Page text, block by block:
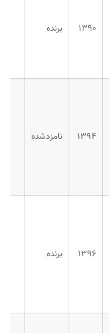
۱۳۹۰ برنده
۱۳۹۴ نامزدشده
۱۳۹۶ برنده